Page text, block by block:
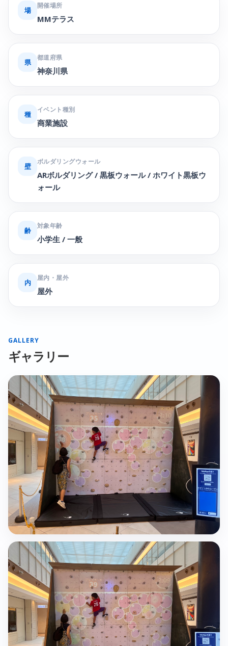
場
開催場所
MMテラス
県
都道府県
神奈川県
種
イベント種別
商業施設
壁
ボルダリングウォール
ARボルダリング / 黒板ウォール / ホワイト黒板ウ
ォール
齢
対象年齢
小学生 / 一般
内
屋内・屋外
屋外
GALLERY
ギャラリー